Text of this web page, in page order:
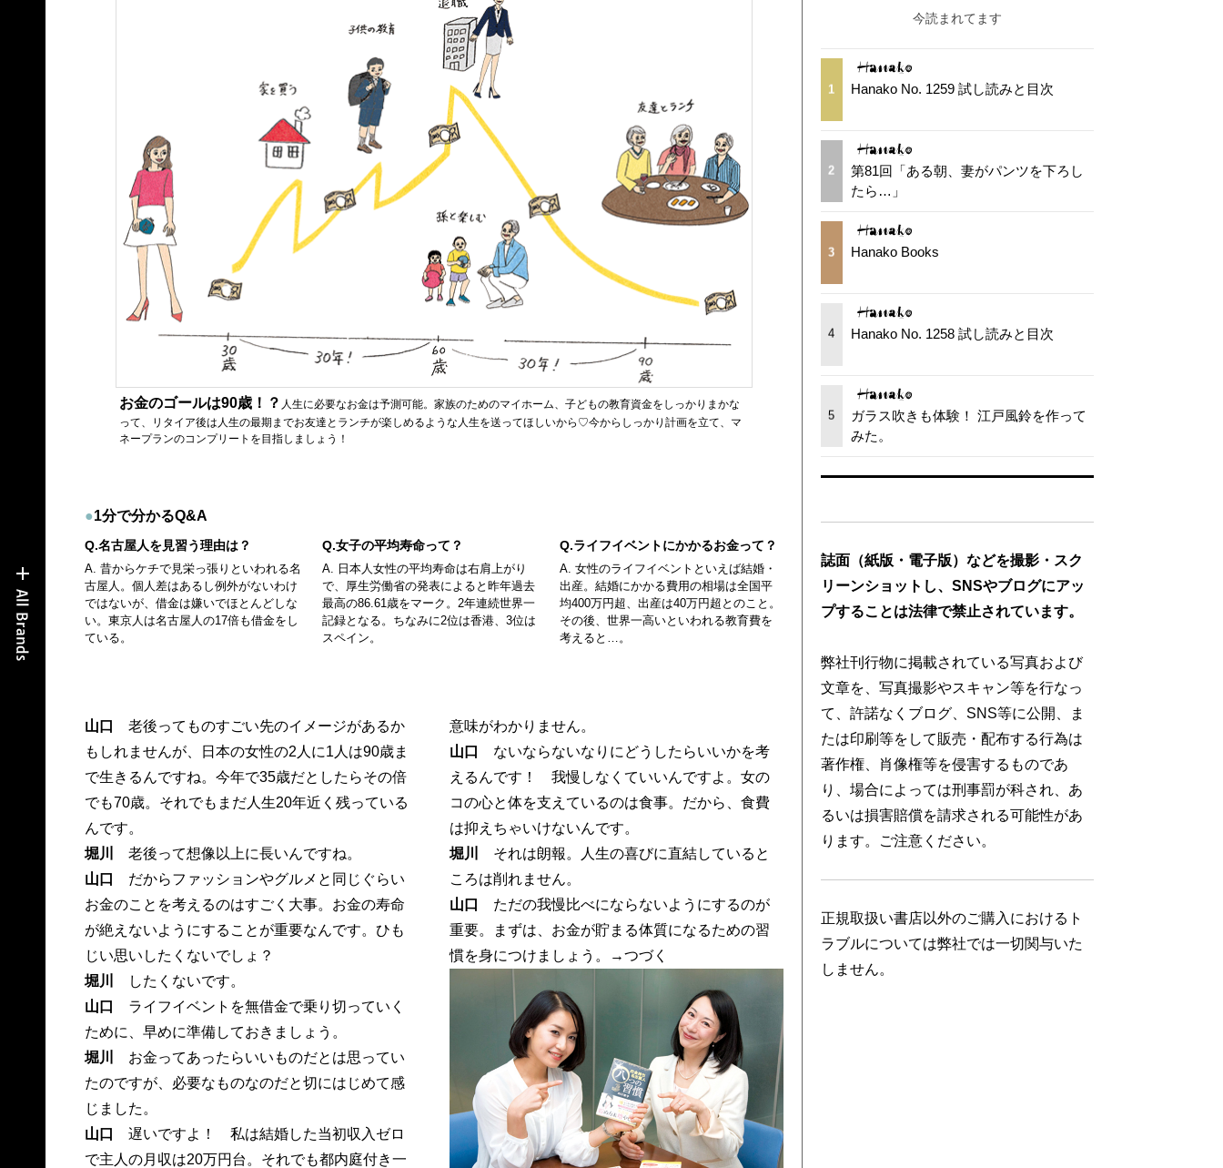
お金のゴールは90歳！？ 人生に必要なお金は予測可能。家族のためのマイホーム、子どもの教育資金をしっかりまかな
って、リタイア後は人生の最期までお友達とランチが楽しめるような人生を送ってほしいから♡今からしっかり計画を立て、マ
ネープランのコンプリートを目指しましょう！
●1分で分かるQ&A
Q.名古屋人を見習う理由は？
A. 昔からケチで見栄っ張りといわれる名
古屋人。個人差はあるし例外がないわけ
ではないが、借金は嫌いでほとんどしな
い。東京人は名古屋人の17倍も借金をし
ている。
Q.女子の平均寿命って？
A. 日本人女性の平均寿命は右肩上がり
で、厚生労働省の発表によると昨年過去
最高の86.61歳をマーク。2年連続世界一
記録となる。ちなみに2位は香港、3位は
スペイン。
Q.ライフイベントにかかるお金って？
A. 女性のライフイベントといえば結婚・
出産。結婚にかかる費用の相場は全国平
均400万円超、出産は40万円超とのこと。
その後、世界一高いといわれる教育費を
考えると…。
山口
老後ってものすごい先のイメージがあるか
もしれませんが、日本の女性の2人に1人は90歳ま
で生きるんですね。今年で35歳だとしたらその倍
でも70歳。それでもまだ人生20年近く残っている
んです。
堀川
老後って想像以上に長いんですね。
山口
だからファッションやグルメと同じぐらい
お金のことを考えるのはすごく大事。お金の寿命
が絶えないようにすることが重要なんです。ひも
じい思いしたくないでしょ？
堀川
したくないです。
山口
ライフイベントを無借金で乗り切っていく
ために、早めに準備しておきましょう。
堀川
お金ってあったらいいものだとは思ってい
たのですが、必要なものなのだと切にはじめて感
じました。
山口
遅いですよ！ 私は結婚した当初収入ゼロ
で主人の月収は20万円台。それでも都内庭付き一
意味がわかりません。
山口
ないならないなりにどうしたらいいかを考
えるんです！ 我慢しなくていいんですよ。女の
コの心と体を支えているのは食事。だから、食費
は抑えちゃいけないんです。
堀川
それは朗報。人生の喜びに直結していると
ころは削れません。
山口
ただの我慢比べにならないようにするのが
重要。まずは、お金が貯まる体質になるための習
慣を身につけましょう。→つづく
今読まれてます
1 Hanako No. 1259 試し読みと目次
2
第81回「ある朝、妻がパンツを下ろし
たら…」
3 Hanako Books
4 Hanako No. 1258 試し読みと目次
5
ガラス吹きも体験！ 江戸風鈴を作って
みた。
誌面（紙版・電子版）などを撮影・スク
リーンショットし、SNSやブログにアッ
プすることは法律で禁止されています。
弊社刊行物に掲載されている写真および
文章を、写真撮影やスキャン等を行なっ
て、許諾なくブログ、SNS等に公開、ま
たは印刷等をして販売・配布する行為は
著作権、肖像権等を侵害するものであ
り、場合によっては刑事罰が科され、あ
るいは損害賠償を請求される可能性があ
ります。ご注意ください。
正規取扱い書店以外のご購入におけるト
ラブルについては弊社では一切関与いた
しません。